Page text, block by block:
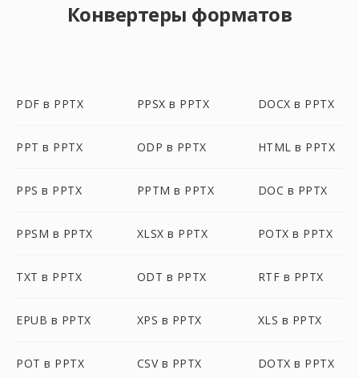
Конвертеры форматов
PDF в PPTX PPSX в PPTX DOCX в PPTX
PPT в PPTX ODP в PPTX HTML в PPTX
PPS в PPTX PPTM в PPTX DOC в PPTX
PPSM в PPTX XLSX в PPTX POTX в PPTX
TXT в PPTX ODT в PPTX RTF в PPTX
EPUB в PPTX XPS в PPTX XLS в PPTX
POT в PPTX CSV в PPTX DOTX в PPTX